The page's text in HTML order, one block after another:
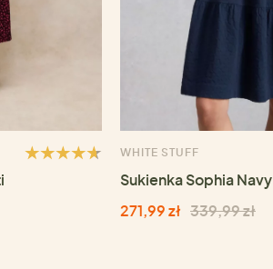
WHITE STUFF
Sukienka Sophia Navy
271,99 zł 339,99 zł